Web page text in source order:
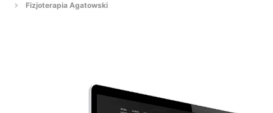
Fizjoterapia Agatowski